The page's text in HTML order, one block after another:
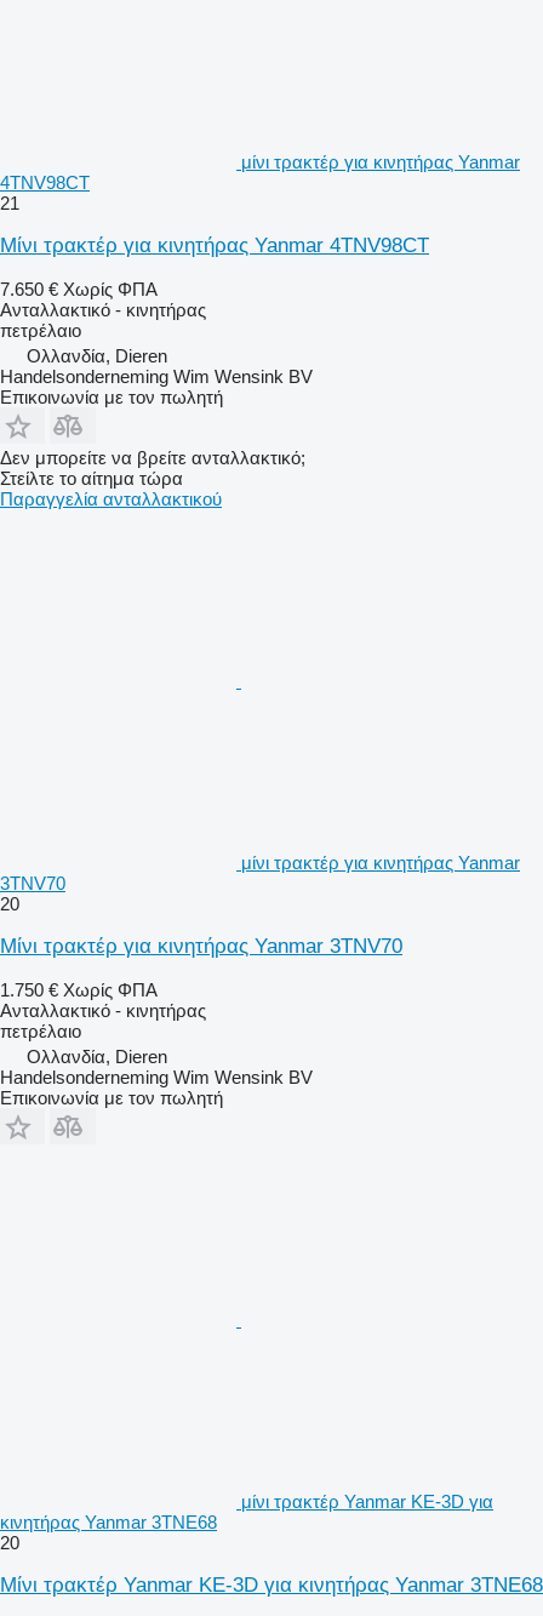
μίνι τρακτέρ για κινητήρας Yanmar
4TNV98CT
21
Μίνι τρακτέρ για κινητήρας Yanmar 4TNV98CT
7.650 € Χωρίς ΦΠΑ
Ανταλλακτικό - κινητήρας
πετρέλαιο
Ολλανδία, Dieren
Handelsonderneming Wim Wensink BV
Επικοινωνία με τον πωλητή
Δεν μπορείτε να βρείτε ανταλλακτικό;
Στείλτε το αίτημα τώρα
Παραγγελία ανταλλακτικού
μίνι τρακτέρ για κινητήρας Yanmar
3TNV70
20
Μίνι τρακτέρ για κινητήρας Yanmar 3TNV70
1.750 € Χωρίς ΦΠΑ
Ανταλλακτικό - κινητήρας
πετρέλαιο
Ολλανδία, Dieren
Handelsonderneming Wim Wensink BV
Επικοινωνία με τον πωλητή
μίνι τρακτέρ Yanmar KE-3D για
κινητήρας Yanmar 3TNE68
20
Μίνι τρακτέρ Yanmar KE-3D για κινητήρας Yanmar 3TNE68